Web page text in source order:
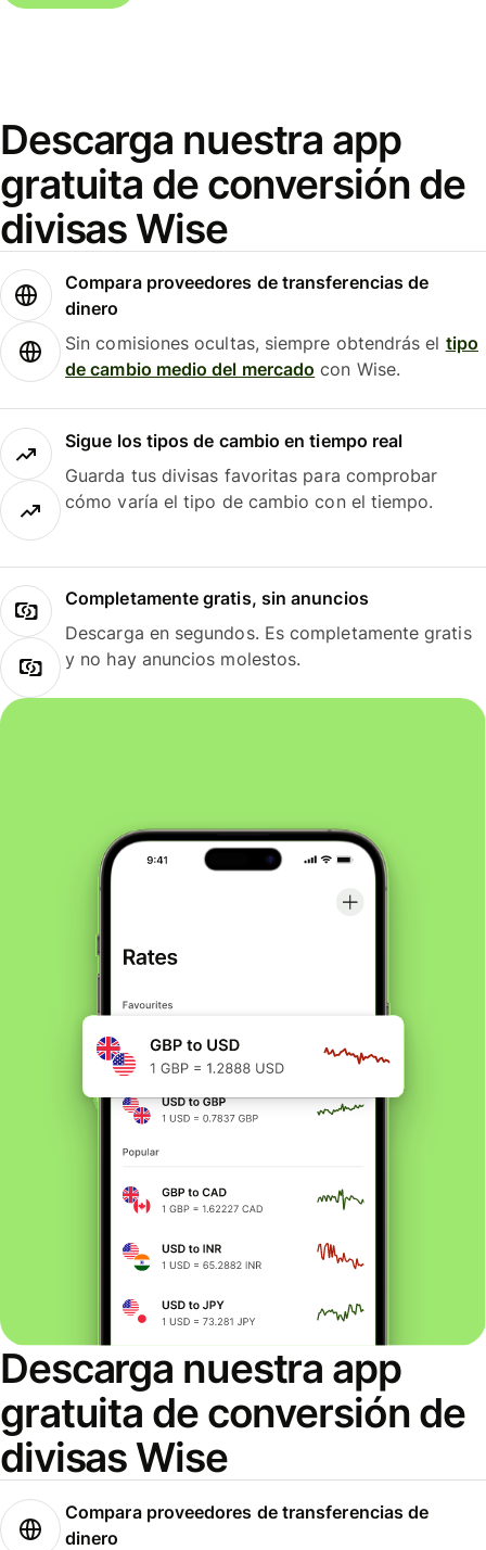
Descarga nuestra app
gratuita de conversión de
divisas Wise
Compara proveedores de transferencias de
dinero
Sin comisiones ocultas, siempre obtendrás el tipo
de cambio medio del mercado con Wise.
Sigue los tipos de cambio en tiempo real
Guarda tus divisas favoritas para comprobar
cómo varía el tipo de cambio con el tiempo.
Completamente gratis, sin anuncios
Descarga en segundos. Es completamente gratis
y no hay anuncios molestos.
Descarga nuestra app
gratuita de conversión de
divisas Wise
Compara proveedores de transferencias de
dinero